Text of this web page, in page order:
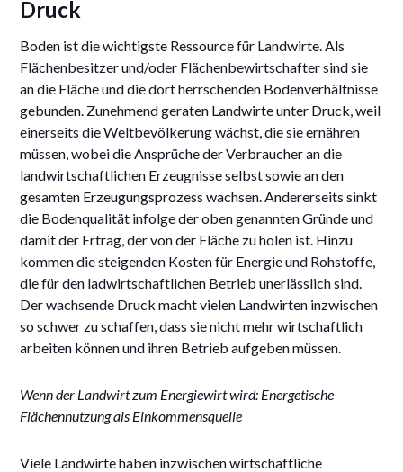
Druck
Boden ist die wichtigste Ressource für Landwirte. Als
Flächenbesitzer und/oder Flächenbewirtschafter sind sie
an die Fläche und die dort herrschenden Bodenverhältnisse
gebunden. Zunehmend geraten Landwirte unter Druck, weil
einerseits die Weltbevölkerung wächst, die sie ernähren
müssen, wobei die Ansprüche der Verbraucher an die
landwirtschaftlichen Erzeugnisse selbst sowie an den
gesamten Erzeugungsprozess wachsen. Andererseits sinkt
die Bodenqualität infolge der oben genannten Gründe und
damit der Ertrag, der von der Fläche zu holen ist. Hinzu
kommen die steigenden Kosten für Energie und Rohstoffe,
die für den ladwirtschaftlichen Betrieb unerlässlich sind.
Der wachsende Druck macht vielen Landwirten inzwischen
so schwer zu schaffen, dass sie nicht mehr wirtschaftlich
arbeiten können und ihren Betrieb aufgeben müssen.
Wenn der Landwirt zum Energiewirt wird: Energetische
Flächennutzung als Einkommensquelle
Viele Landwirte haben inzwischen wirtschaftliche